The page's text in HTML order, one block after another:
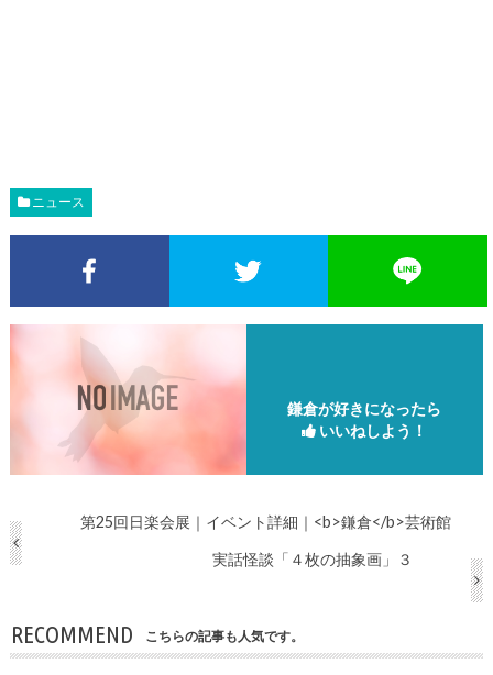
ニュース
Facebookでシェア Twitterでシェア
鎌倉が好きになったら
いいねしよう！
第25回日楽会展｜イベント詳細｜<b>鎌倉</b>芸術館
実話怪談「４枚の抽象画」３
RECOMMEND こちらの記事も人気です。